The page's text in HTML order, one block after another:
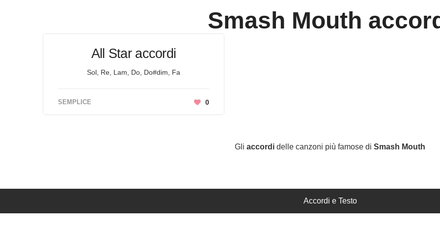
Smash Mouth
All Star accordi
Sol, Re, Lam, Do, Do#dim, Fa
SEMPLICE 0
Gli accordi delle canzoni più famose di Smash Mouth
Accordi e Testo